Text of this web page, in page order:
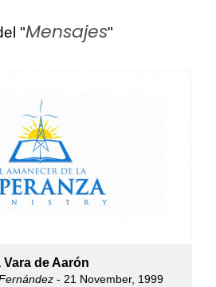
"Mensajes"
Vara de Aarón
- 21 November, 1999